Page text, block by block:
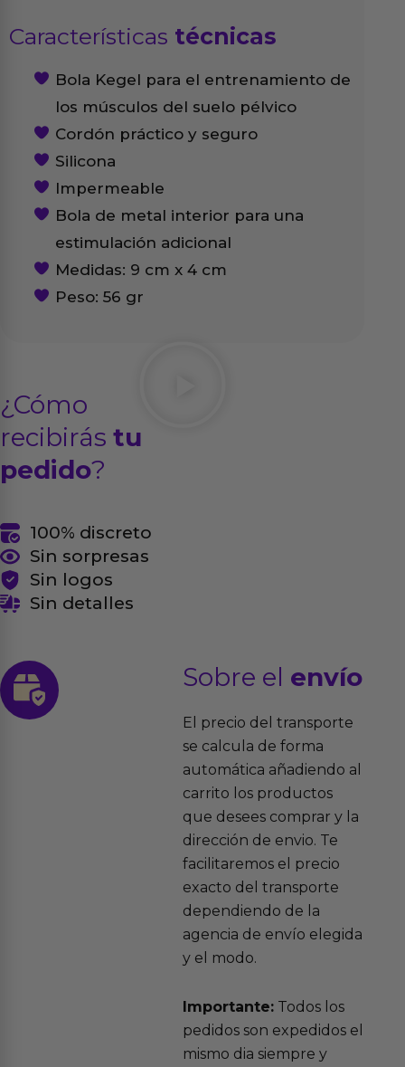
Características técnicas
Bola Kegel para el entrenamiento de
los músculos del suelo pélvico
Cordón práctico y seguro
Silicona
Impermeable
Bola de metal interior para una
estimulación adicional
Medidas: 9 cm x 4 cm
Peso: 56 gr
¿Cómo
recibirás tu
pedido?
100% discreto
Sin sorpresas
Sin logos
Sin detalles
Sobre el envío
El precio del transporte
se calcula de forma
automática añadiendo al
carrito los productos
que desees comprar y la
dirección de envio. Te
facilitaremos el precio
exacto del transporte
dependiendo de la
agencia de envío elegida
y el modo.
Importante:Todos los
pedidos son expedidos el
mismo dia siempre y